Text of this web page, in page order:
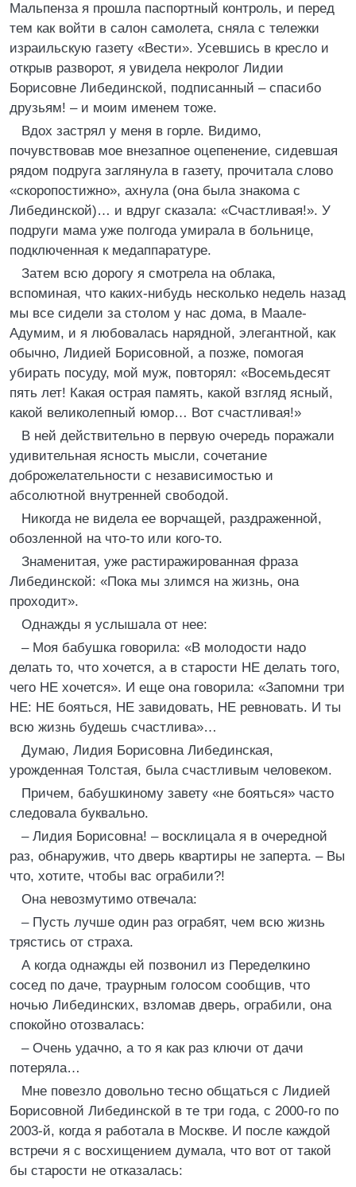
Мальпенза я прошла паспортный контроль, и перед
тем как войти в салон самолета, сняла с тележки
израильскую газету «Вести». Усевшись в кресло и
открыв разворот, я увидела некролог Лидии
Борисовне Либединской, подписанный – спасибо
друзьям! – и моим именем тоже.
Вдох застрял у меня в горле. Видимо,
почувствовав мое внезапное оцепенение, сидевшая
рядом подруга заглянула в газету, прочитала слово
«скоропостижно», ахнула (она была знакома с
Либединской)… и вдруг сказала: «Счастливая!». У
подруги мама уже полгода умирала в больнице,
подключенная к медаппаратуре.
Затем всю дорогу я смотрела на облака,
вспоминая, что каких-нибудь несколько недель назад
мы все сидели за столом у нас дома, в Маале-
Адумим, и я любовалась нарядной, элегантной, как
обычно, Лидией Борисовной, а позже, помогая
убирать посуду, мой муж, повторял: «Восемьдесят
пять лет! Какая острая память, какой взгляд ясный,
какой великолепный юмор… Вот счастливая!»
В ней действительно в первую очередь поражали
удивительная ясность мысли, сочетание
доброжелательности с независимостью и
абсолютной внутренней свободой.
Никогда не видела ее ворчащей, раздраженной,
обозленной на что-то или кого-то.
Знаменитая, уже растиражированная фраза
Либединской: «Пока мы злимся на жизнь, она
проходит».
Однажды я услышала от нее:
– Моя бабушка говорила: «В молодости надо
делать то, что хочется, а в старости НЕ делать того,
чего НЕ хочется». И еще она говорила: «Запомни три
НЕ: НЕ бояться, НЕ завидовать, НЕ ревновать. И ты
всю жизнь будешь счастлива»…
Думаю, Лидия Борисовна Либединская,
урожденная Толстая, была счастливым человеком.
Причем, бабушкиному завету «не бояться» часто
следовала буквально.
– Лидия Борисовна! – восклицала я в очередной
раз, обнаружив, что дверь квартиры не заперта. – Вы
что, хотите, чтобы вас ограбили?!
Она невозмутимо отвечала:
– Пусть лучше один раз ограбят, чем всю жизнь
трястись от страха.
А когда однажды ей позвонил из Переделкино
сосед по даче, траурным голосом сообщив, что
ночью Либединских, взломав дверь, ограбили, она
спокойно отозвалась:
– Очень удачно, а то я как раз ключи от дачи
потеряла…
Мне повезло довольно тесно общаться с Лидией
Борисовной Либединской в те три года, с 2000-го по
2003-й, когда я работала в Москве. И после каждой
встречи я с восхищением думала, что вот от такой
бы старости не отказалась: